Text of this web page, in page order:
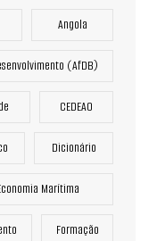
Angola
(AfDB)
CEDEAO
Dicionário
Marítima
Formação